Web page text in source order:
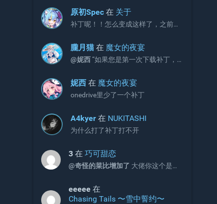
的问题。 V3版本补丁官方链接如下，
请更新官网链接与onedrive文件：
https://jaststore.com/zh...
原初Spec 在 关于
补丁呢！！怎么变成这样了，之前不
朧月猫 在 魔女的夜宴
@妮西“如果您是第一次下载补丁，
额外下载增益更新补丁。”
妮西 在 魔女的夜宴
onedrive里少了一个补丁
A4kyer 在 NUKITASHI
为什么打了补丁打不开
3 在巧可甜恋
@奇怪的菜比增加了
eeeee 在
Chasing Tails 〜雪中誓约〜